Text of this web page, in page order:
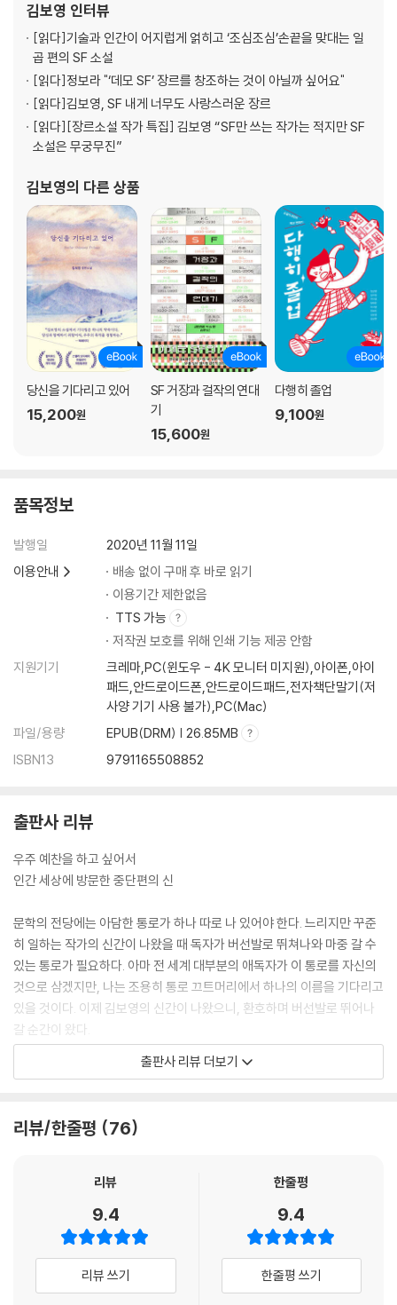
위원을 역임했고, 영화 [설
김보영 인터뷰
[읽다]기술과 인간이 어지럽게 얽히고 ‘조심조심’손끝을 맞대는 일
곱 편의 SF 소설
[읽다]정보라 "‘데모 SF’ 장르를 창조하는 것이 아닐까 싶어요"
[읽다]김보영, SF 내게 너무도 사랑스러운 장르
[읽다][장르소설 작가 특집] 김보영 “SF만 쓰는 작가는 적지만 SF
소설은 무궁무진”
김보영의 다른 상품
당신을 기다리고 있어
15,200원
SF 거장과 걸작의 연대
기
15,600원
다행히 졸업
9,100원
품목정보
발행일
2020년 11월 11일
이용안내
배송 없이 구매 후 바로 읽기
이용기간 제한없음
TTS 가능
저작권 보호를 위해 인쇄 기능 제공 안함
지원기기
크레마,PC(윈도우 - 4K 모니터 미지원),아이폰,아이
패드,안드로이드폰,안드로이드패드,전자책단말기(저
사양 기기 사용 불가),PC(Mac)
파일/용량
EPUB(DRM) | 26.85MB
ISBN13
9791165508852
출판사 리뷰
우주 예찬을 하고 싶어서
인간 세상에 방문한 중단편의 신
문학의 전당에는 아담한 통로가 하나 따로 나 있어야 한다. 느리지만 꾸준
히 일하는 작가의 신간이 나왔을 때 독자가 버선발로 뛰쳐나와 마중 갈 수
있는 통로가 필요하다. 아마 전 세계 대부분의 애독자가 이 통로를 자신의
것으로 삼겠지만, 나는 조용히 통로 끄트머리에서 하나의 이름을 기다리고
있을 것이다. 이제 김보영의 신간이 나왔으니, 환호하며 버선발로 뛰어나
갈 순간이 왔다.
여러 선집의 형식으로 출간된 김보영 작가의 다양한 단편들을 챙겨 읽은
지한 이 소설집이 최신작으로 느껴지진 않을 것이다. 하지만 주로 서점 산
있어」, 「빨간 두건 아가씨」, 「니엔이 오는 날」, 「걷다, 서다, 돌아가다」, 「같
흩어져있던 값진 단편들이 한 권의 책으로 깔끔하게 묶였으니 흡족하지 않
을 수 없다.
전율을 주는 초기 중단편들이 최근 하나둘 새 판본으로 나오고 있는데, 이
출판사 리뷰 더보기
리뷰/한줄평 76
리뷰
9.4
리뷰 쓰기
한줄평
9.4
한줄평 쓰기